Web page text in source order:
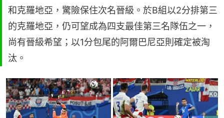
和克羅地亞，驚險保住次名晉級。於B組以2分排第三
的克羅地亞，仍可望成為四支最佳第三名隊伍之一，
尚有晉級希望；以1分包尾的阿爾巴尼亞則確定被淘
汰。